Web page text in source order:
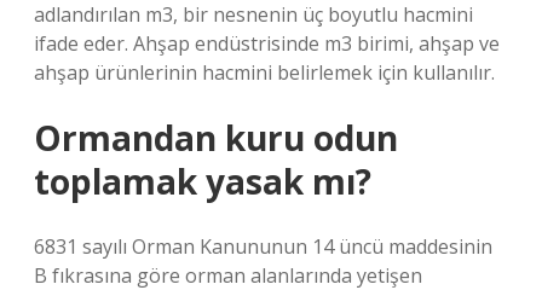
adlandırılan m3, bir nesnenin üç boyutlu hacmini
ifade eder. Ahşap endüstrisinde m3 birimi, ahşap ve
ahşap ürünlerinin hacmini belirlemek için kullanılır.
Ormandan kuru odun
toplamak yasak mı?
6831 sayılı Orman Kanununun 14 üncü maddesinin
B fıkrasına göre orman alanlarında yetişen